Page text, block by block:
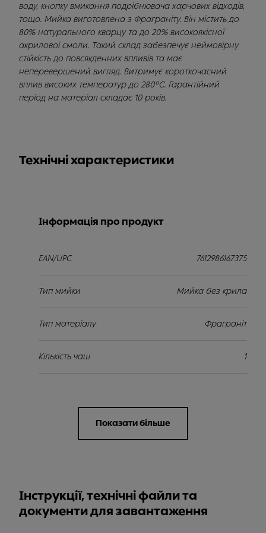
воду, кнопку вмикання подрібнювача харчових відходів,
тощо. Мийка виготовлена з Фраграніту. Він містить до
80% натурального кварцу та до 20% високоякісної
акрилової смоли. Такий склад забезпечує неймовірну
стійкість до повсякденних впливів та має
неперевершений вигляд. Витримує короткочасний
вплив високих температур до 280°С. Гарантійний
період на матеріал складає 10 років.
Технічні характеристики
Інформація про продукт
EAN/UPC 7612986167375
Тип мийки Мийка без крила
Тип матеріалу Фраграніт
Кількість чаш 1
Показати більше
Інструкції, технічні файли та
документи для завантаження